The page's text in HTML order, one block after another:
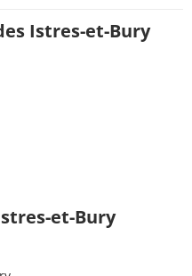
Istres-et-Bury
et-Bury